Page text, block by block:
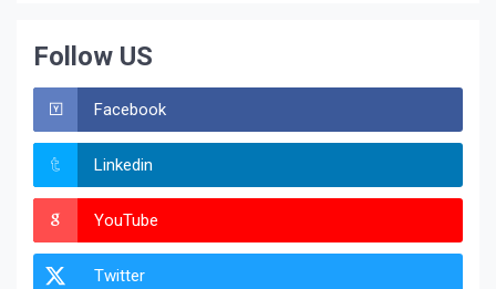
Follow US
Facebook
Linkedin
YouTube
Twitter